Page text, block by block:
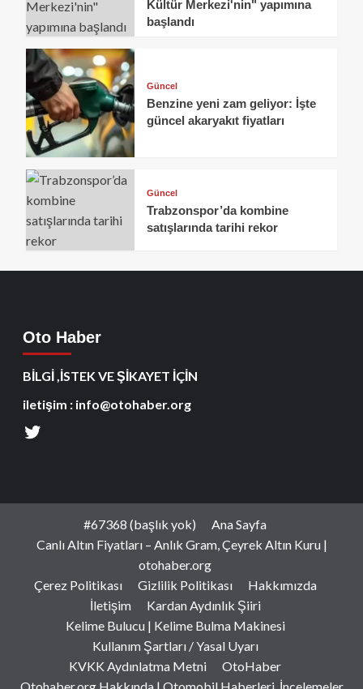
Kültür Merkezi'nin" yapımına
başlandı
Güncel
Benzine yeni zam geliyor: İşte
güncel akaryakıt fiyatları
Güncel
Trabzonspor’da kombine
satışlarında tarihi rekor
Oto Haber
BİLGİ ,İSTEK VE ŞİKAYET İÇİN
iletişim : info@otohaber.org
#67368 (başlık yok)
Ana Sayfa
Canlı Altın Fiyatları – Anlık Gram, Çeyrek Altın Kuru |
otohaber.org
Çerez Politikası
Gizlilik Politikası
Hakkımızda
İletişim
Kardan Aydınlık Şiiri
Kelime Bulucu | Kelime Bulma Makinesi
Kullanım Şartları / Yasal Uyarı
KVKK Aydınlatma Metni
OtoHaber